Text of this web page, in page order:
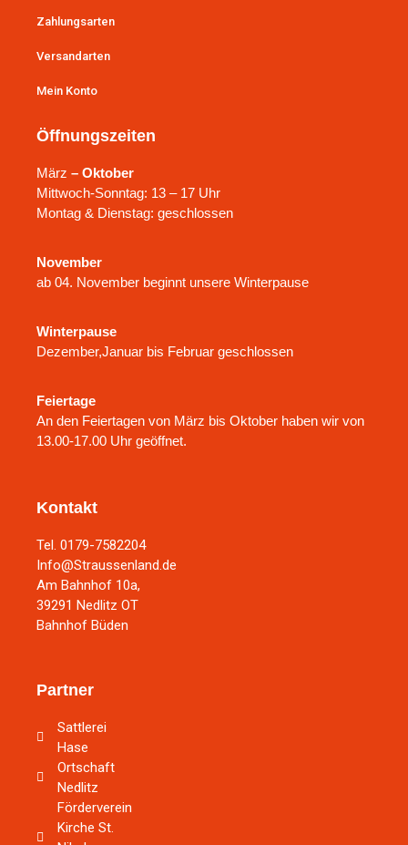
Kontakt
Tel. 0179-7582204
Info@Straussenland.de
Am Bahnhof 10a,
39291 Nedlitz OT
Bahnhof Büden
Partner
Sattlerei
Hase
Ortschaft
Nedlitz
Förderverein
Kirche St.
Öffnungszeiten
März – Oktober
Mittwoch-Sonntag: 13 – 17 Uhr
Montag & Dienstag: geschlossen
November
ab 04. November beginnt unsere Winterpause
Winterpause
Dezember,Januar bis Februar geschlossen
Feiertage
An den Feiertagen von März bis Oktober haben wir von
13.00-17.00 Uhr geöffnet.
Zahlungsarten
Versandarten
Mein Konto